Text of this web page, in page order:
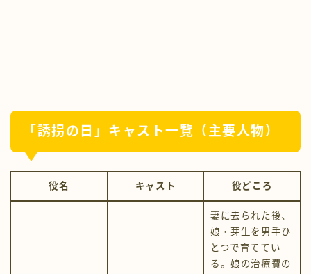
「誘拐の日」キャスト一覧（主要人物）
役名 キャスト 役どころ
妻に去られた後、
娘・芽生を男手ひ
とつで育ててい
る。娘の治療費の